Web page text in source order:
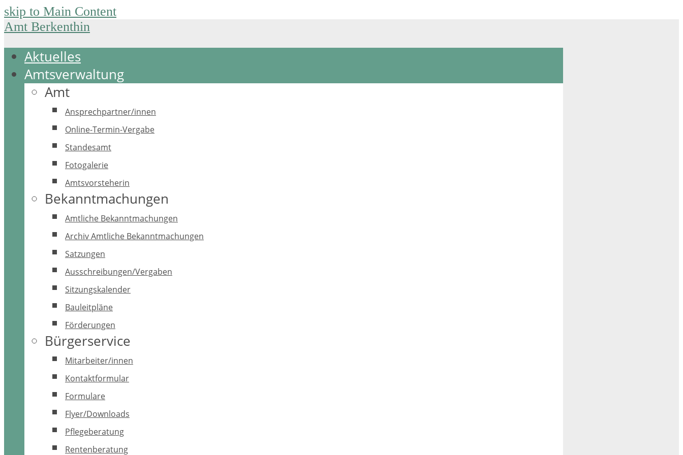
skip to Main Content
Amt Berkenthin
Aktuelles
Amtsverwaltung
Amt
Ansprechpartner/innen
Online-Termin-Vergabe
Standesamt
Fotogalerie
Amtsvorsteherin
Bekanntmachungen
Amtliche Bekanntmachungen
Archiv Amtliche Bekanntmachungen
Satzungen
Ausschreibungen/Vergaben
Sitzungskalender
Bauleitpläne
Förderungen
Bürgerservice
Mitarbeiter/innen
Kontaktformular
Formulare
Flyer/Downloads
Pflegeberatung
Rentenberatung